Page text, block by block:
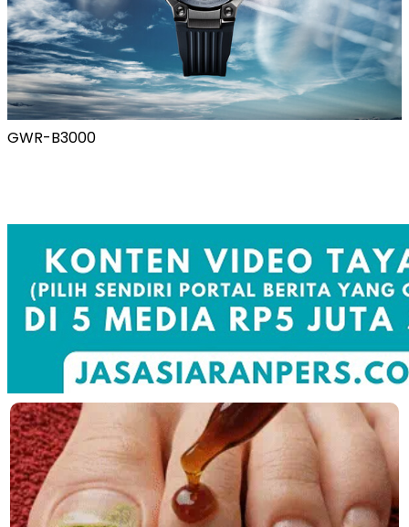
GWR-B3000